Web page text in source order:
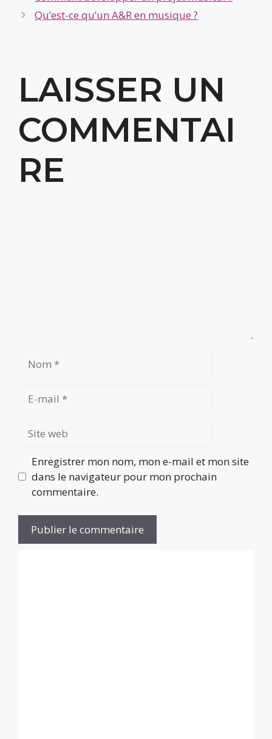
Qu’est-ce qu’un A&R en musique ?
LAISSER UN
COMMENTAI
RE
mail
web
Enregistrer mon nom, mon e-mail et mon site
dans le navigateur pour mon prochain
commentaire.